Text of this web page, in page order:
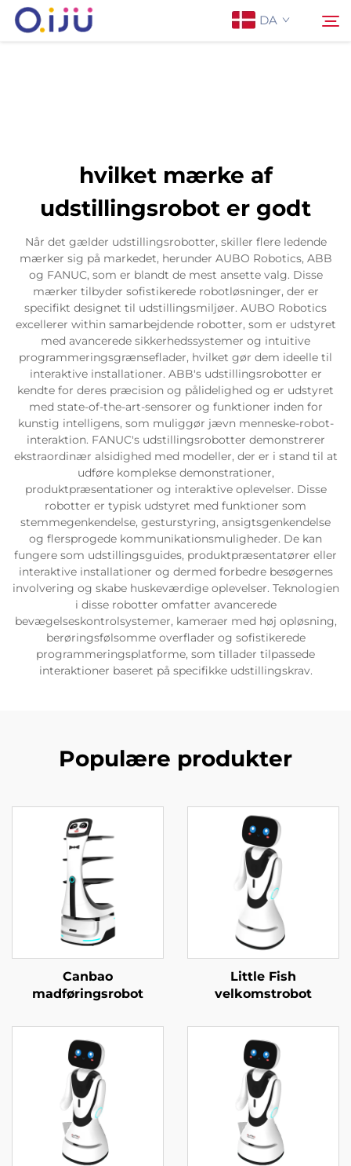
DA
Anvendelse
Sag
Nyheder
Servicesupport
Kontakt os
hvilket mærke af
udstillingsrobot er godt
Når det gælder udstillingsrobotter, skiller flere ledende
mærker sig på markedet, herunder AUBO Robotics, ABB
og FANUC, som er blandt de mest ansette valg. Disse
mærker tilbyder sofistikerede robotløsninger, der er
specifikt designet til udstillingsmiljøer. AUBO Robotics
excellerer within samarbejdende robotter, som er udstyret
med avancerede sikkerhedssystemer og intuitive
programmeringsgrænseflader, hvilket gør dem ideelle til
interaktive installationer. ABB's udstillingsrobotter er
kendte for deres præcision og pålidelighed og er udstyret
med state-of-the-art-sensorer og funktioner inden for
kunstig intelligens, som muliggør jævn menneske-robot-
interaktion. FANUC's udstillingsrobotter demonstrerer
ekstraordinær alsidighed med modeller, der er i stand til at
udføre komplekse demonstrationer,
produktpræsentationer og interaktive oplevelser. Disse
robotter er typisk udstyret med funktioner som
stemmegenkendelse, gesturstyring, ansigtsgenkendelse
og flersprogede kommunikationsmuligheder. De kan
fungere som udstillingsguides, produktpræsentatører eller
interaktive installationer og dermed forbedre besøgernes
involvering og skabe huskeværdige oplevelser. Teknologien
i disse robotter omfatter avancerede
bevægelseskontrolsystemer, kameraer med høj opløsning,
berøringsfølsomme overflader og sofistikerede
programmeringsplatforme, som tillader tilpassede
interaktioner baseret på specifikke udstillingskrav.
Populære produkter
Canbao
madføringsrobot
Little Fish
velkomstrobot